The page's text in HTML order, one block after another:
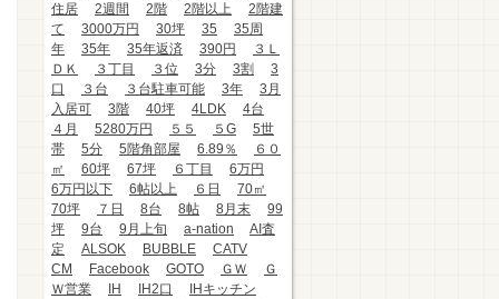
住居
2週間 2階 2階以上
2階建
て
3000万円 30坪 35
35周
年
35年 35年返済 390円
３Ｌ
ＤＫ
３丁目 ３位 3分 3割
3
口
３台 ３台駐車可能 3年
3月
入居可
3階 40坪 4LDK
4台
４月
5280万円 ５５ ５G
5世
帯
5分 5階角部屋 6.89％
６０
㎡
60坪 67坪 ６丁目
6万円
6万円以下
6帖以上 ６日
70㎡
70坪
７日 8台 8帖 8月末
99
坪
9台 9月上旬 a-nation
AI査
定
ALSOK BUBBLE
CATV
CM
Facebook GOTO ＧＷ
Ｇ
Ｗ営業
IH IH2口
IHキッチン